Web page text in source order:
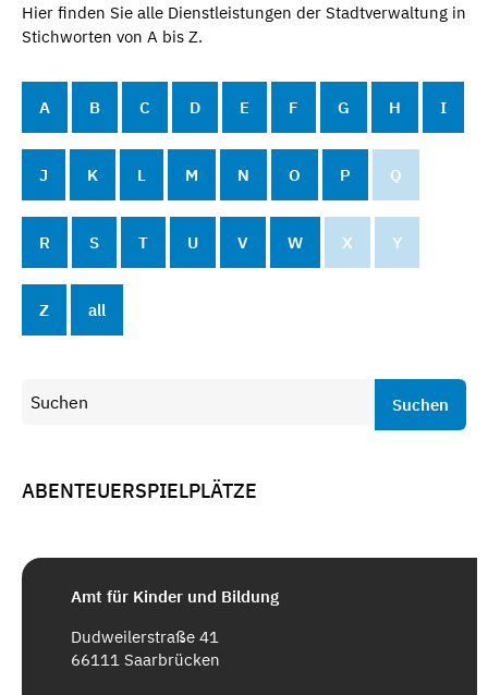
Hier finden Sie alle Dienstleistungen der Stadtverwaltung in
Stichworten von A bis Z.
A B C D E F G H I
J K L M N O P Q
R S T U V W X Y
Z all
Suchen
ABENTEUERSPIELPLÄTZE
Amt für Kinder und Bildung
Dudweilerstraße 41
66111 Saarbrücken